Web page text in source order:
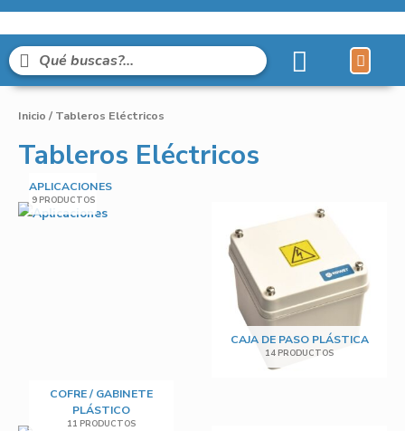
Inicio / Tableros Eléctricos
Tableros Eléctricos
APLICACIONES
9 PRODUCTOS
CAJA DE PASO PLÁSTICA
14 PRODUCTOS
COFRE / GABINETE
PLÁSTICO
11 PRODUCTOS